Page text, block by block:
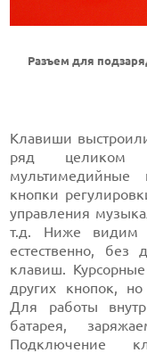
Разъем для
Клавиши
ряд целиком
мультимедийные
кнопки
управления
т.д. Ниже видим
естественно, без
клавиш.
других кнопок,
Для работы
батарея,
Подключение